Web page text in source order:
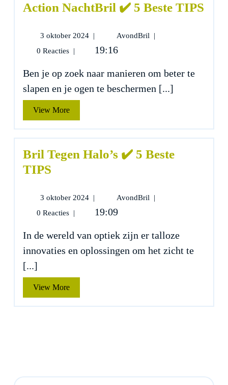
Action NachtBril ✔️ 5 Beste TIPS
3 oktober 2024 3
2024
| AvondBril
Action
Beste
TIPS
|
0 Reacties | 19:16
Ben je op zoek naar manieren om beter te
slapen en je ogen te beschermen [...]
View MoreView
More
Bril Tegen Halo’s ✔️ 5 Beste
TIPS
3 oktober 2024 3
2024
| AvondBril
Bril
5
Beste
|
0 Reacties | 19:09
In de wereld van optiek zijn er talloze
innovaties en oplossingen om het zicht te
[...]
View MoreView
More